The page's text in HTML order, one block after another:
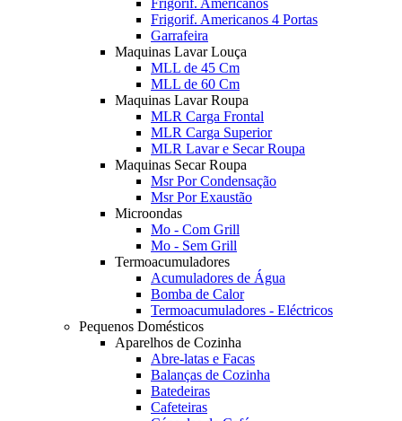
Frigorif. Americanos
Frigorif. Americanos 4 Portas
Garrafeira
Maquinas Lavar Louça
MLL de 45 Cm
MLL de 60 Cm
Maquinas Lavar Roupa
MLR Carga Frontal
MLR Carga Superior
MLR Lavar e Secar Roupa
Maquinas Secar Roupa
Msr Por Condensação
Msr Por Exaustão
Microondas
Mo - Com Grill
Mo - Sem Grill
Termoacumuladores
Acumuladores de Água
Bomba de Calor
Termoacumuladores - Eléctricos
Pequenos Domésticos
Aparelhos de Cozinha
Abre-latas e Facas
Balanças de Cozinha
Batedeiras
Cafeteiras